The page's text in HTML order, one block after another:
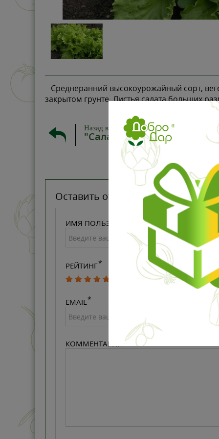
Среднеранний высокоурожайный сорт,
закрытом грунте. Листья салата больших
Назад в
"Салат"
Оставить отзыв
ИМЯ ПОЛЬЗОВАТЕЛЯ
РЕЙТИНГ
EMAIL
КОММЕНТАРИЙ